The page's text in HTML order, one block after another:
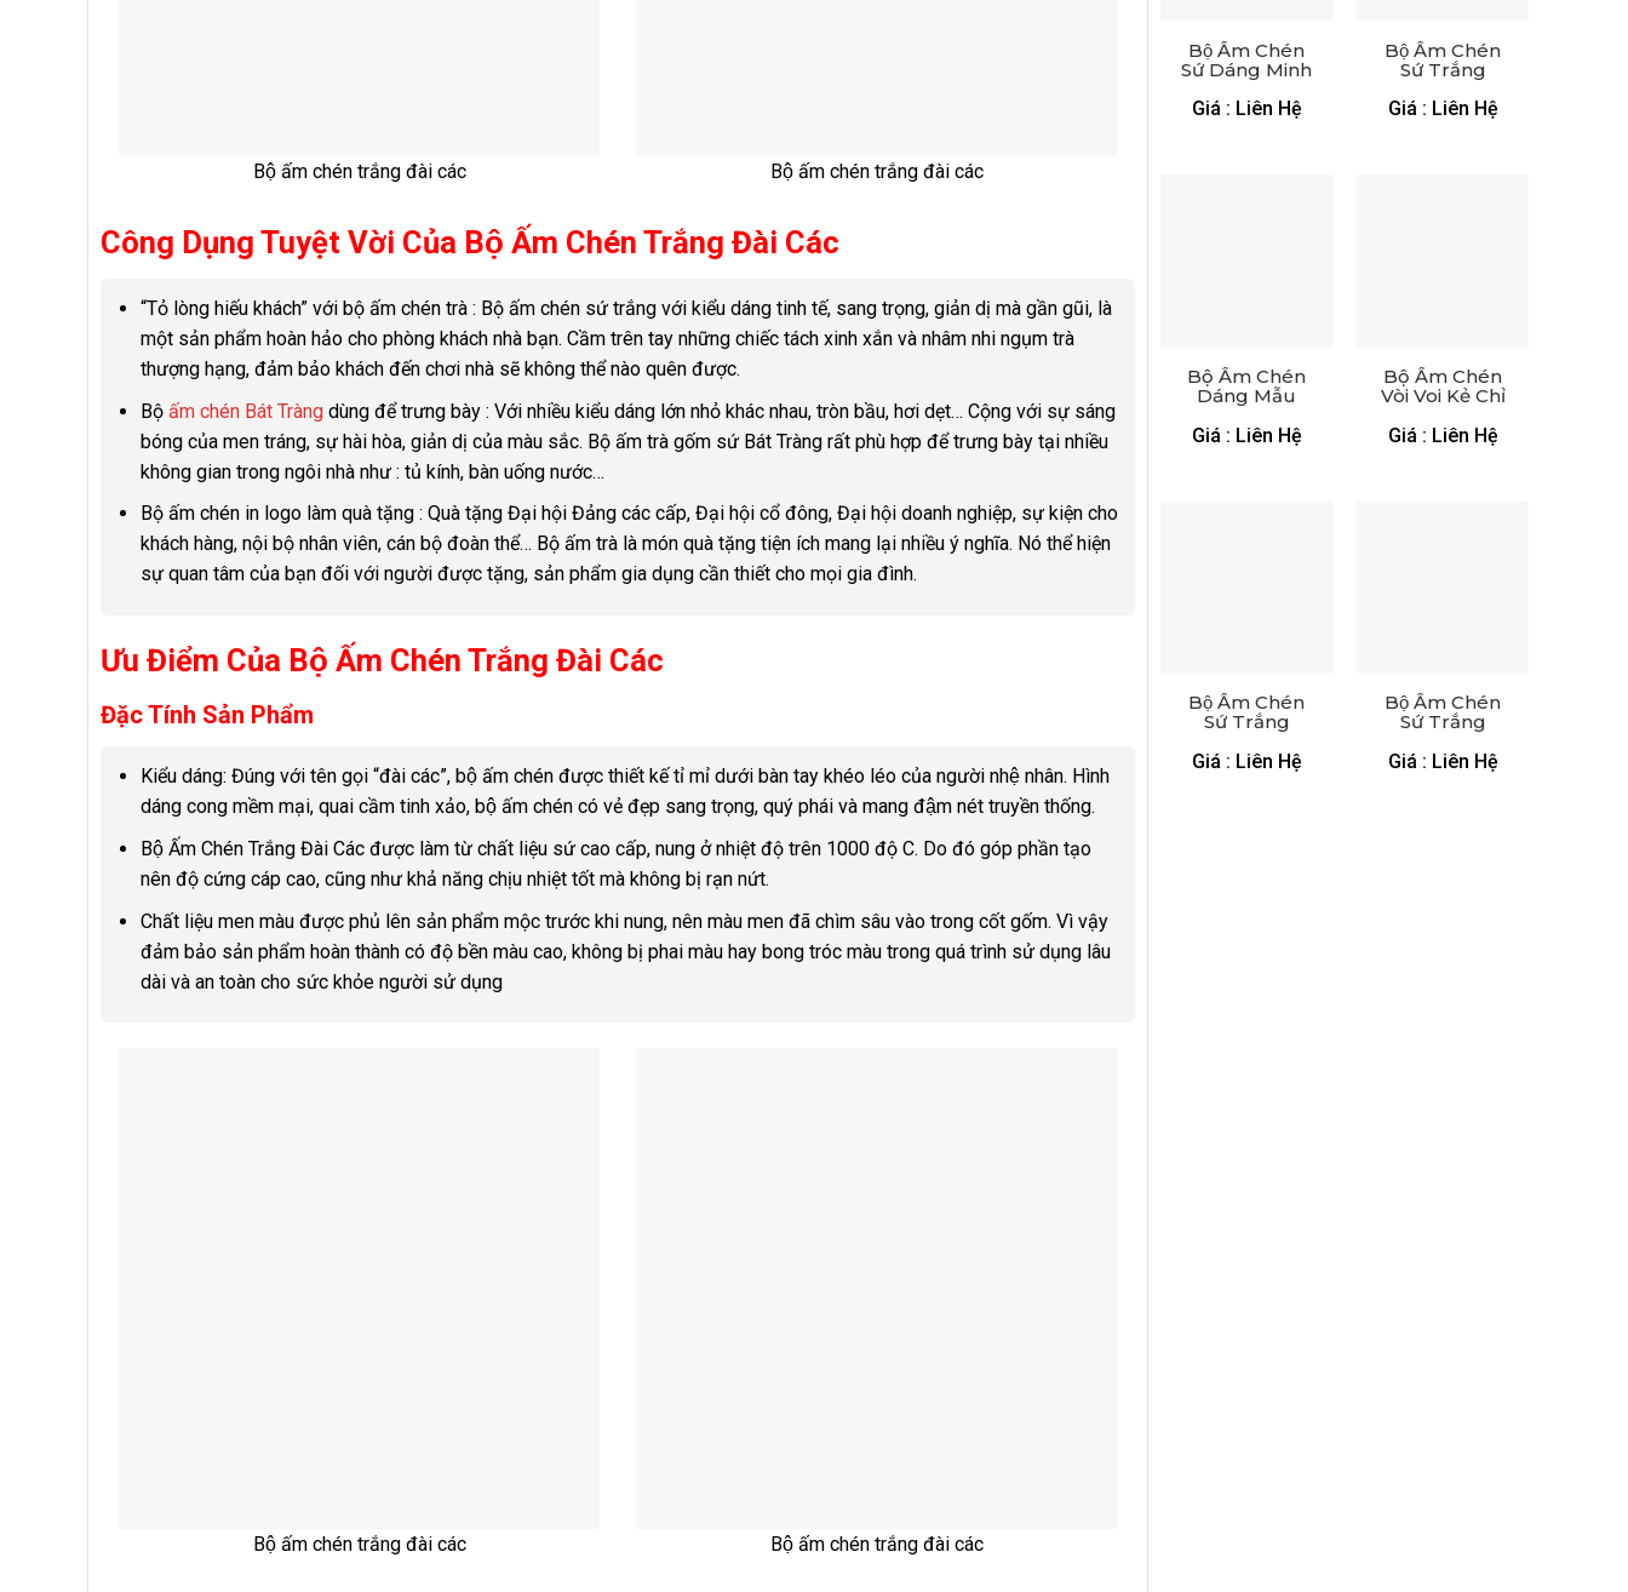
Bộ ấm chén trắng đài các Bộ ấm chén trắng đài các
Công Dụng Tuyệt Vời Của Bộ Ấm Chén Trắng Đài Các
“Tỏ lòng hiếu khách” với bộ ấm chén trà : Bộ ấm chén sứ trắng với kiểu dáng tinh tế, sang trọng, giản dị mà gần gũi, là
một sản phẩm hoàn hảo cho phòng khách nhà bạn. Cầm trên tay những chiếc tách xinh xắn và nhâm nhi ngụm trà
thượng hạng, đảm bảo khách đến chơi nhà sẽ không thể nào quên được.
Bộ ấm chén Bát Tràngdùng để trưng bày : Với nhiều kiểu dáng lớn nhỏ khác nhau, tròn bầu, hơi dẹt… Cộng với sự sáng
bóng của men tráng, sự hài hòa, giản dị của màu sắc. Bộ ấm trà gốm sứ Bát Tràng rất phù hợp để trưng bày tại nhiều
không gian trong ngôi nhà như : tủ kính, bàn uống nước…
Bộ ấm chén in logo làm quà tặng : Quà tặng Đại hội Đảng các cấp, Đại hội cổ đông, Đại hội doanh nghiệp, sự kiện cho
khách hàng, nội bộ nhân viên, cán bộ đoàn thể… Bộ ấm trà là món quà tặng tiện ích mang lại nhiều ý nghĩa. Nó thể hiện
sự quan tâm của bạn đối với người được tặng, sản phẩm gia dụng cần thiết cho mọi gia đình.
Ưu Điểm Của Bộ Ấm Chén Trắng Đài Các
Đặc Tính Sản Phẩm
Kiểu dáng: Đúng với tên gọi “đài các”, bộ ấm chén được thiết kế tỉ mỉ dưới bàn tay khéo léo của người nhệ nhân. Hình
dáng cong mềm mại, quai cầm tinh xảo, bộ ấm chén có vẻ đẹp sang trọng, quý phái và mang đậm nét truyền thống.
Bộ Ấm Chén Trắng Đài Các được làm từ chất liệu sứ cao cấp, nung ở nhiệt độ trên 1000 độ C. Do đó góp phần tạo
nên độ cứng cáp cao, cũng như khả năng chịu nhiệt tốt mà không bị rạn nứt.
Chất liệu men màu được phủ lên sản phẩm mộc trước khi nung, nên màu men đã chìm sâu vào trong cốt gốm. Vì vậy
đảm bảo sản phẩm hoàn thành có độ bền màu cao, không bị phai màu hay bong tróc màu trong quá trình sử dụng lâu
dài và an toàn cho sức khỏe người sử dụng
Bộ ấm chén trắng đài các Bộ ấm chén trắng đài các
Bộ Ấm Chén
Sứ Dáng Minh
– XGS AC 18
Giá : Liên Hệ
Bộ Ấm Chén
Sứ Trắng
Hoàng – XGS
Giá : Liên Hệ
Bộ Ấm Chén
Dáng Mẫu
Vàng Kim –
Giá : Liên Hệ
Bộ Ấm Chén
Vòi Voi Kẻ Chỉ
Giá : Liên Hệ
Bộ Ấm Chén
Sứ Trắng
Long – XGS
Giá : Liên Hệ
Bộ Ấm Chén
Sứ Trắng
Thần Viền Kim
Giá : Liên Hệ